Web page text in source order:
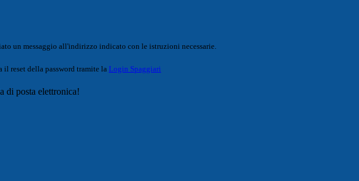
un messaggio all'indirizzo indicato con le istruzioni necessarie.
il reset della password tramite la Login Spaggiari
di posta elettronica!